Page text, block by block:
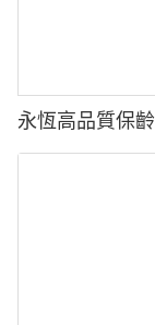
永恆高品質保